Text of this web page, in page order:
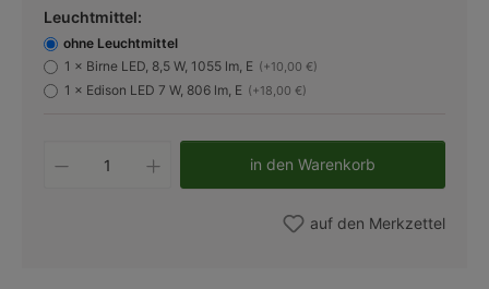
Leuchtmittel:
ohne Leuchtmittel
1 × Birne LED, 8,5 W, 1055 lm, E (+10,00 €)
1 × Edison LED 7 W, 806 lm, E (+18,00 €)
Produkt Anzahl: Gib den
in den Warenkorb
auf den Merkzettel